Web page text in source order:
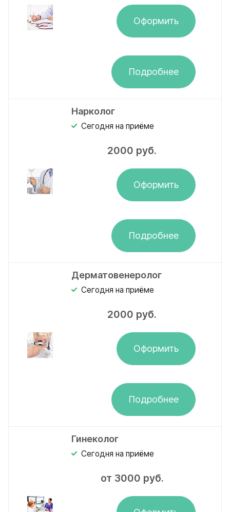
Оформить
Подробнее
Нарколог
Сегодня на приёме
2000 руб.
Оформить
Подробнее
Дерматовенеролог
Сегодня на приёме
2000 руб.
Оформить
Подробнее
Гинеколог
Сегодня на приёме
от 3000 руб.